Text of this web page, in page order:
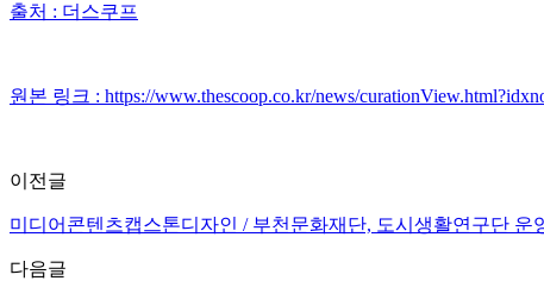
출처 : 더스쿠프
원본 링크 : https://www.thescoop.co.kr/news/
이전글
미디어콘텐츠캡스톤디자인 / 부천문화재단, 도시생활연구단
다음글